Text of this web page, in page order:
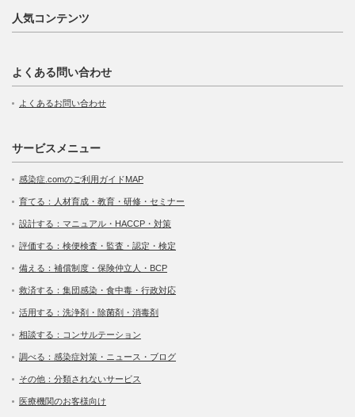
人気コンテンツ
よくある問い合わせ
よくあるお問い合わせ
サービスメニュー
感染症.comのご利用ガイドMAP
育てる：人材育成・教育・研修・セミナー
設計する：マニュアル・HACCP・対策
評価する：検便検査・監査・認定・検定
備える：補償制度・保険仲立人・BCP
救済する：集団感染・食中毒・行政対応
活用する：洗浄剤・除菌剤・消毒剤
相談する：コンサルテーション
調べる：感染症対策・ニュース・ブログ
その他：分類されないサービス
医療機関のお客様向け